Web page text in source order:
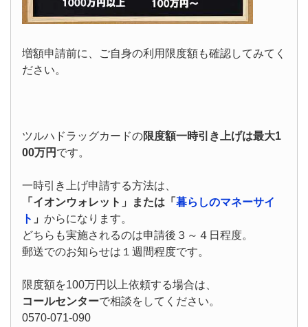
増額申請前に、ご自身の利用限度額も確認してみてく
ださい。
ツルハドラッグカードの限度額一時引き上げは最大1
00万円 です。
一時引き上げ申請する方法は、
「イオンウォレット」または「 暮らしのマネーサイ
ト 」 からになります。
どちらも実施されるのは申請後３～４日程度。
郵送でのお知らせは１週間程度です。
限度額を100万円以上依頼する場合は、
コールセンターで相談をしてください。
0570-071-090